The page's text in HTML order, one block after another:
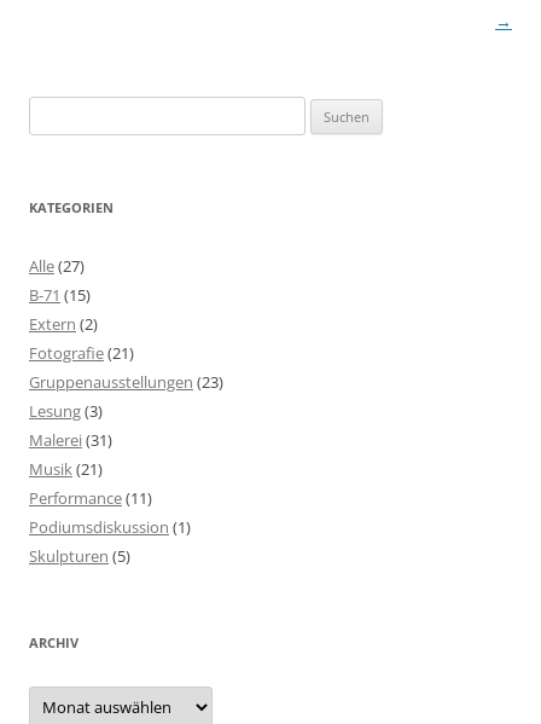
→
nach:
KATEGORIEN
Alle(27)
B-71 (15)
Extern (2)
Fotografie(21)
Gruppenausstellungen (23)
Lesung(3)
Malerei(31)
Musik(21)
Performance(11)
Podiumsdiskussion (1)
Skulpturen (5)
ARCHIV
Archiv